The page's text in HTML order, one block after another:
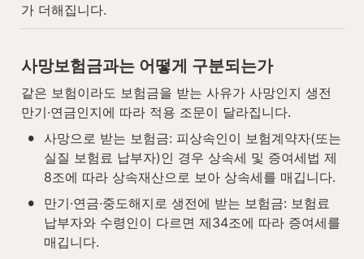
가 더해집니다.
사망보험금과는 어떻게 구분되는가
같은 보험이라도 보험금을 받는 사유가 사망인지 생전
만기·연금인지에 따라 적용 조문이 달라집니다.
• 사망으로 받는 보험금: 피상속인이 보험계약자(또는
실질 보험료 납부자)인 경우 상속세 및 증여세법 제
8조에 따라 상속재산으로 보아 상속세를 매깁니다.
•
만기·연금·중도해지로 생전에 받는 보험금: 보험료
납부자와 수령인이 다르면 제34조에 따라 증여세를
매깁니다.